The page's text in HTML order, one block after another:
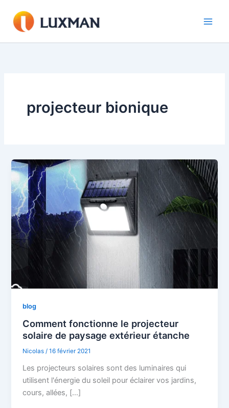
contenu
projecteur bionique
blog
Comment fonctionne le projecteur
solaire de paysage extérieur étanche
Nicolas/16 février 2021
Les projecteurs solaires sont des luminaires qui
utilisent l'énergie du soleil pour éclairer vos jardins,
cours, allées, […]